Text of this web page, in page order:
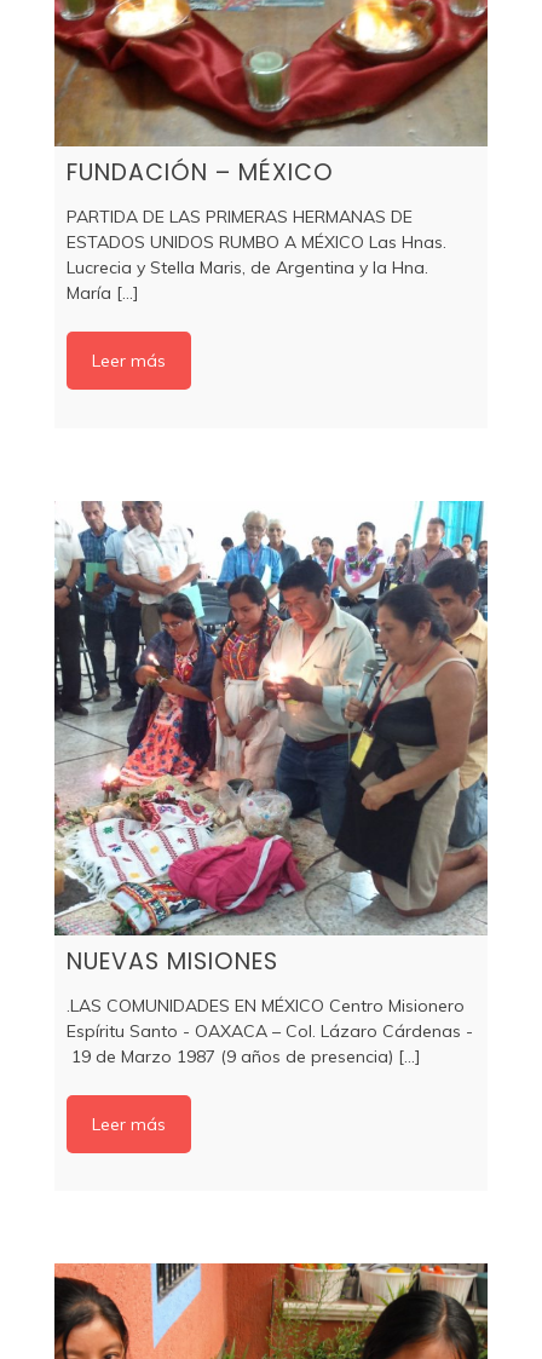
FUNDACIÓN – MÉXICO
PARTIDA DE LAS PRIMERAS HERMANAS DE
ESTADOS UNIDOS RUMBO A MÉXICO Las Hnas.
Lucrecia y Stella Maris, de Argentina y la Hna.
María [...]
Leer más
NUEVAS MISIONES
.LAS COMUNIDADES EN MÉXICO Centro Misionero
Espíritu Santo - OAXACA – Col. Lázaro Cárdenas -
19 de Marzo 1987 (9 años de presencia) [...]
Leer más